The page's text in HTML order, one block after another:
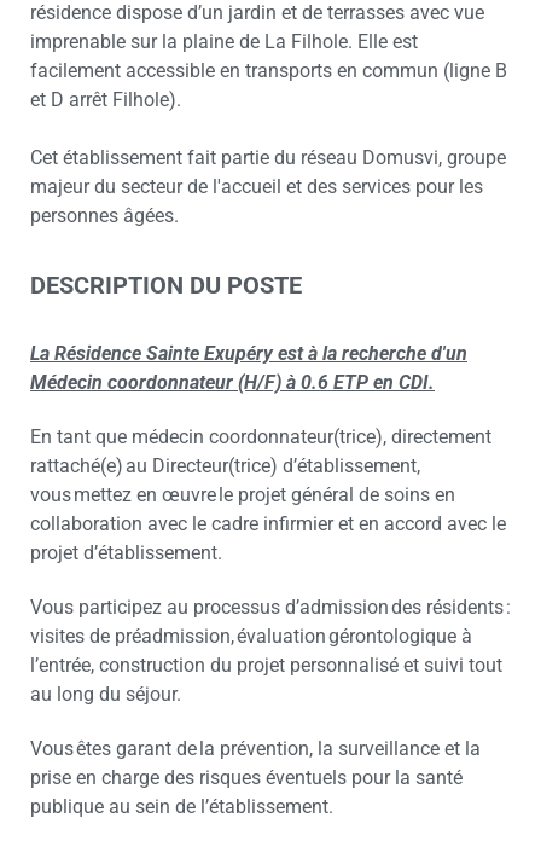
résidence dispose d’un jardin et de terrasses avec vue
imprenable sur la plaine de La Filhole. Elle est
facilement accessible en transports en commun (ligne B
et D arrêt Filhole).
Cet établissement fait partie du réseau Domusvi, groupe
majeur du secteur de l'accueil et des services pour les
personnes âgées.
DESCRIPTION DU POSTE
La Résidence Sainte Exupéry est à la recherche d'un
Médecin coordonnateur (H/F) à 0.6 ETP en CDI.
En tant que médecin coordonnateur(trice), directement
rattaché(e) au Directeur(trice) d’établissement,
vous mettez en œuvre le projet général de soins en
collaboration avec le cadre infirmier et en accord avec le
projet d’établissement.
Vous participez au processus d’admission des résidents :
visites de préadmission, évaluation gérontologique à
l’entrée, construction du projet personnalisé et suivi tout
au long du séjour.
Vous êtes garant de la prévention, la surveillance et la
prise en charge des risques éventuels pour la santé
publique au sein de l’établissement.